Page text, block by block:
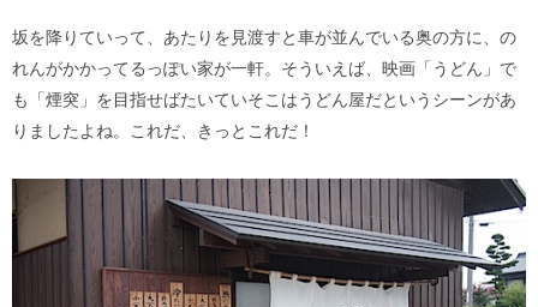
坂を降りていって、あたりを見渡すと車が並んでいる奥の方に、の
れんがかかってるっぽい家が一軒。そういえば、映画「うどん」で
も「煙突」を目指せばたいていそこはうどん屋だというシーンがあ
りましたよね。これだ、きっとこれだ！